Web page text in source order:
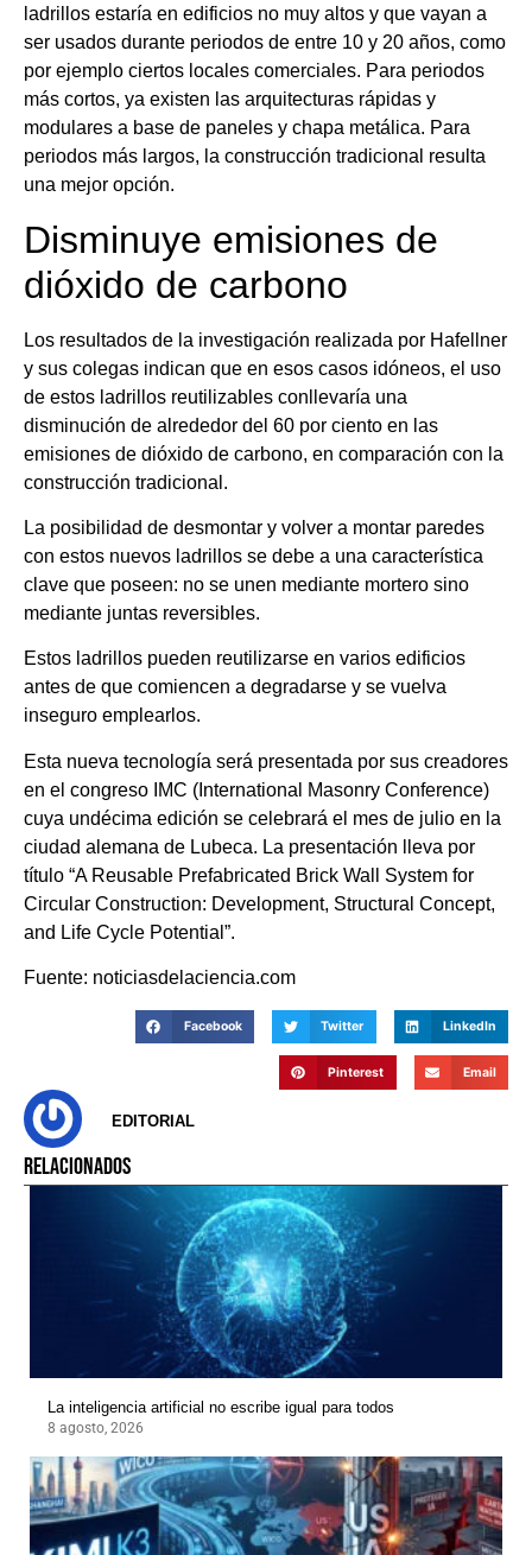
ladrillos estaría en edificios no muy altos y que vayan a
ser usados durante periodos de entre 10 y 20 años, como
por ejemplo ciertos locales comerciales. Para periodos
más cortos, ya existen las arquitecturas rápidas y
modulares a base de paneles y chapa metálica. Para
periodos más largos, la construcción tradicional resulta
una mejor opción.
Disminuye emisiones de
dióxido de carbono
Los resultados de la investigación realizada por Hafellner
y sus colegas indican que en esos casos idóneos, el uso
de estos ladrillos reutilizables conllevaría una
disminución de alrededor del 60 por ciento en las
emisiones de dióxido de carbono, en comparación con la
construcción tradicional.
La posibilidad de desmontar y volver a montar paredes
con estos nuevos ladrillos se debe a una característica
clave que poseen: no se unen mediante mortero sino
mediante juntas reversibles.
Estos ladrillos pueden reutilizarse en varios edificios
antes de que comiencen a degradarse y se vuelva
inseguro emplearlos.
Esta nueva tecnología será presentada por sus creadores
en el congreso IMC (International Masonry Conference)
cuya undécima edición se celebrará el mes de julio en la
ciudad alemana de Lubeca. La presentación lleva por
título “A Reusable Prefabricated Brick Wall System for
Circular Construction: Development, Structural Concept,
and Life Cycle Potential”.
Fuente: noticiasdelaciencia.com
Facebook Twitter LinkedIn
Pinterest Email
EDITORIAL
RELACIONADOS
La inteligencia artificial no escribe igual para todos
8 agosto, 2026